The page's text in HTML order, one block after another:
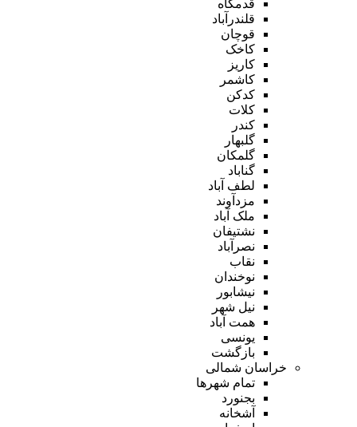
قدمگاه
قلندرآباد
قوچان
کاخک
کاریز
کاشمر
کدکن
کلات
کندر
گلبهار
گلمکان
گناباد
لطف آباد
مزدآوند
ملک آباد
نشتیفان
نصرآباد
نقاب
نوخندان
نیشابور
نیل شهر
همت آباد
یونسی
بازگشت
خراسان شمالی
تمام شهر‌ها
بجنورد
آشخانه